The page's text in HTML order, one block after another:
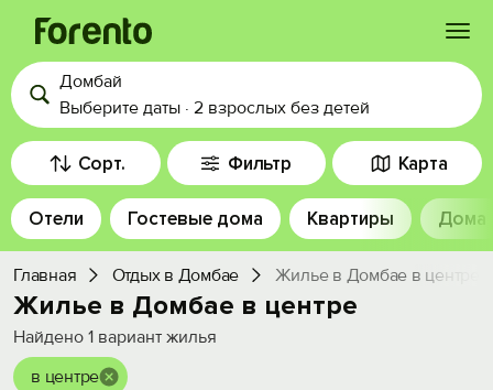
Войти
Избранное
История просмотра
Добавить свой объект
Домбай
Выберите даты · 2 взрослых без детей
Сорт. Фильтр Карта
Отели Гостевые дома Квартиры Дома
Главная Отдых в Домбае Жилье в Домбае в центре
Жилье в Домбае в центре
Найдено 1 вариант жилья
в центре